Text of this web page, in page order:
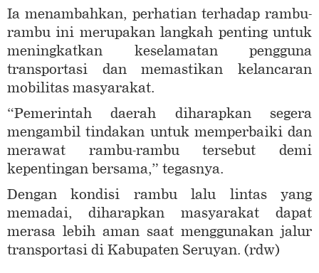
Ia menambahkan, perhatian terhadap rambu-
rambu ini merupakan langkah penting untuk
meningkatkan keselamatan pengguna
transportasi dan memastikan kelancaran
mobilitas masyarakat.
“Pemerintah daerah diharapkan segera
mengambil tindakan untuk memperbaiki dan
merawat rambu-rambu tersebut demi
kepentingan bersama,” tegasnya.
Dengan kondisi rambu lalu lintas yang
memadai, diharapkan masyarakat dapat
merasa lebih aman saat menggunakan jalur
transportasi di Kabupaten Seruyan. (rdw)